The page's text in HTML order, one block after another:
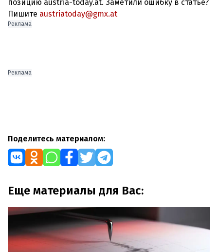
позицию austria-today.at. Заметили ошибку в статье?
Пишите austriatoday@gmx.at
Реклама
Реклама
Поделитесь материалом:
Еще материалы для Вас: